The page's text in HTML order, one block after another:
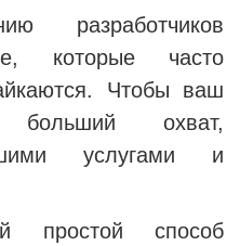
разработчиков
которые часто
Чтобы ваш
больший охват,
услугами и
простой способ